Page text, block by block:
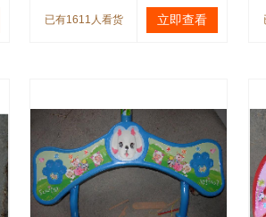
已有1611人看货 立即查看